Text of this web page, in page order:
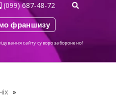
(099) 687-48-72
франшизу
сайту суворо заборонено!
»